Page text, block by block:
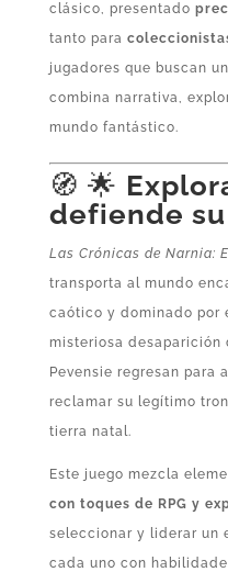
clásico, presentado
tanto para
jugadores que buscan
combina narrativa,
mundo fantástico.
🧭 🌟
defiende
Las Crónicas de Narnia:
transporta al mundo
caótico y dominado por
misteriosa desaparición
Pevensie regresan para
reclamar su legítimo
tierra natal.
Este juego mezcla
con toques de RPG y
seleccionar y liderar un
cada uno con